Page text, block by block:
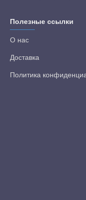
Полезные ссылки
О нас
Доставка
Политика